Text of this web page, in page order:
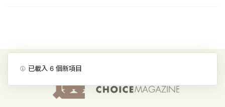
已載入6 個新項目